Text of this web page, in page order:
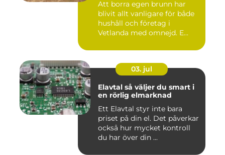
Att borra egen brunn har
blivit allt vanligare för både
hushåll och företag i
Vetlanda med omnejd. E...
03. jul
Elavtal så väljer du smart i
en rörlig elmarknad
Ett Elavtal styr inte bara
priset på din el. Det påverkar
också hur mycket kontroll
du har över din ...